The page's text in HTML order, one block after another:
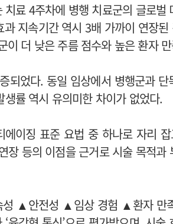
료 4주차에 병행 치료군의 글로벌
지속기간 역시 3배 가까이 연장
더 낮은 주름 점수와 높은 환자
되었다. 동일 임상에서 병행군과
률 역시 유의미한 차이가 없었다.
이징 표준 요법 중 하나로 자리
장 등의 이점을 근거로 시술 목적과
▲안전성 ▲임상 경험 ▲환자 만